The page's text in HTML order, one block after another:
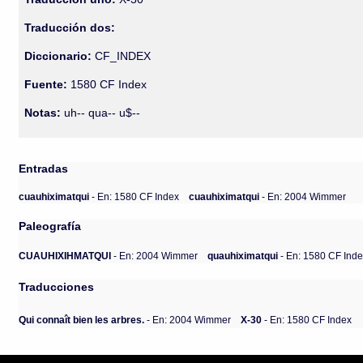
Traducción dos:
Diccionario:CF_INDEX
Fuente: 1580 CF Index
Notas: uh-- qua-- u$--
Entradas
cuauhiximatqui- En: 1580 CF Index cuauhiximatqui- En: 2004 Wimmer
Paleografía
CUAUHIXIHMATQUI - En: 2004 Wimmer quauhiximatqui - En: 1580 CF
Traducciones
Qui connaît bien les arbres. - En: 2004 Wimmer X-30 - En: 1580 CF Index